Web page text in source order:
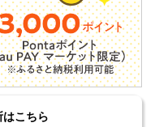
こちら